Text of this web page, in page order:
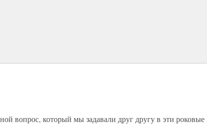
вопрос, который мы задавали друг другу в эти роковые